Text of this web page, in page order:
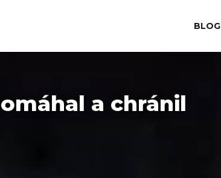
BLOG
a chránil